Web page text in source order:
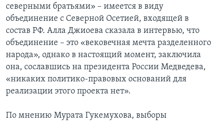
северными братьями» – имеется в виду
объединение с Северной Осетией, входящей в
состав РФ. Алла Джиоева сказала в интервью, что
объединение – это «вековечная мечта разделенного
народа», однако в настоящий момент, заключила
она, сославшись на президента России Медведева,
«никаких политико-правовых оснований для
реализации этого проекта нет».
По мнению Мурата Гукемухова, выборы